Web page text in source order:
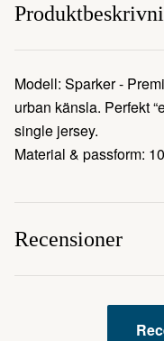
Modell: Sparker -
urban känsla. Perfekt
single jersey.
Material & passform:
Recensioner